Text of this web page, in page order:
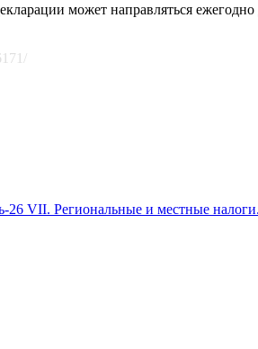
может направляться
VII. Региональные и местные